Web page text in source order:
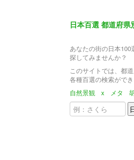
日本百選 都道府県
あなたの街の日本100
探してみませんか？
このサイトでは、都
各種百選の検索ができ
自然景観
x メタ